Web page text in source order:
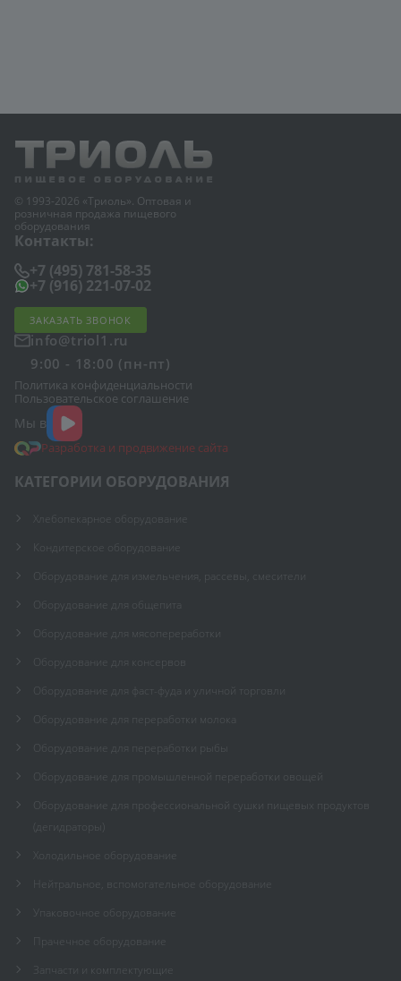
© 1993-2026 «Триоль». Оптовая и
розничная продажа пищевого
оборудования
Контакты:
+7 (495) 781-58-35
+7 (916) 221-07-02
ЗАКАЗАТЬ ЗВОНОК
info@triol1.ru
9:00 - 18:00 (пн-пт)
Политика конфиденциальности
Пользовательское соглашение
Мы в
Разработка и продвижение сайта
КАТЕГОРИИ ОБОРУДОВАНИЯ
Хлебопекарное оборудование
Кондитерское оборудование
Оборудование для измельчения, рассевы, смесители
Оборудование для общепита
Оборудование для мясопереработки
Оборудование для консервов
Оборудование для фаст-фуда и уличной торговли
Оборудование для переработки молока
Оборудование для переработки рыбы
Оборудование для промышленной переработки овощей
Оборудование для профессиональной сушки пищевых продуктов
(дегидраторы)
Холодильное оборудование
Нейтральное, вспомогательное оборудование
Упаковочное оборудование
Прачечное оборудование
Запчасти и комплектующие